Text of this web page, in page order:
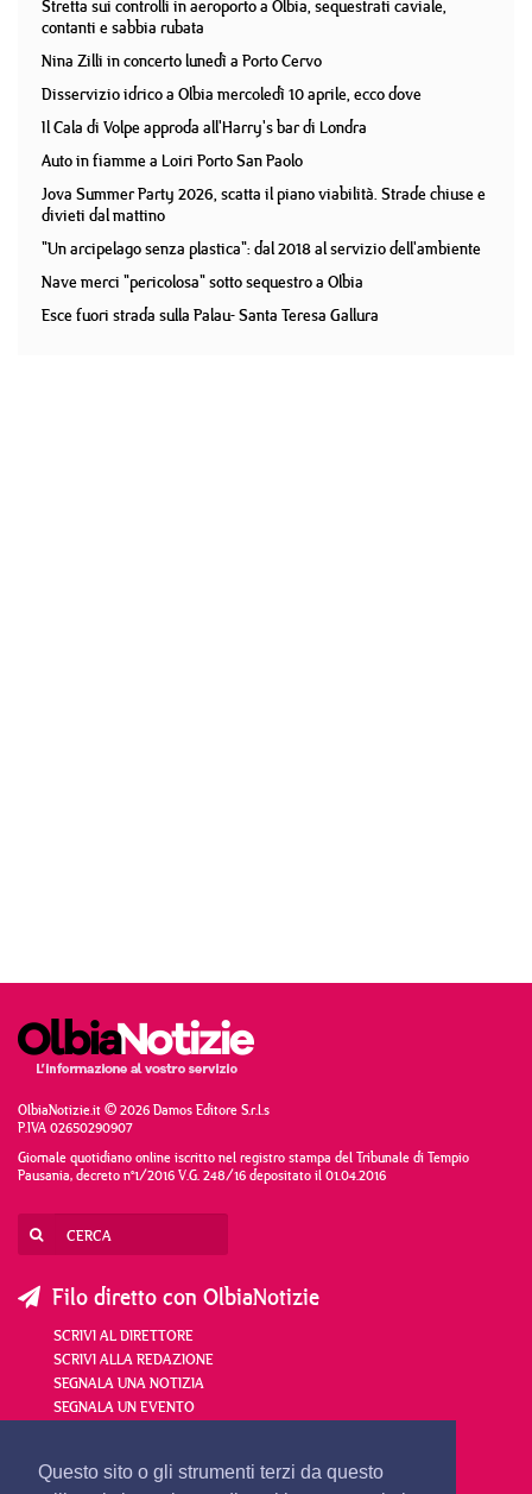
Questo sito o gli strumenti terzi da questo
Stretta sui controlli in aeroporto a Olbia, sequestrati caviale,
contanti e sabbia rubata
Nina Zilli in concerto lunedì a Porto Cervo
Disservizio idrico a Olbia mercoledì 10 aprile, ecco dove
Il Cala di Volpe approda all'Harry's bar di Londra
Auto in fiamme a Loiri Porto San Paolo
Jova Summer Party 2026, scatta il piano viabilità. Strade chiuse e
divieti dal mattino
"Un arcipelago senza plastica": dal 2018 al servizio dell'ambiente
Nave merci "pericolosa" sotto sequestro a Olbia
Esce fuori strada sulla Palau- Santa Teresa Gallura
OlbiaNotizie.it © 2026 Damos Editore S.r.l.s
P.IVA 02650290907
Giornale quotidiano online iscritto nel registro stampa del Tribunale di Tempio
Pausania, decreto n°1/2016 V.G. 248/16 depositato il 01.04.2016
Filo diretto con OlbiaNotizie
SCRIVI AL DIRETTORE
SCRIVI ALLA REDAZIONE
SEGNALA UNA NOTIZIA
SEGNALA UN EVENTO
redazione@olbianotizie.it